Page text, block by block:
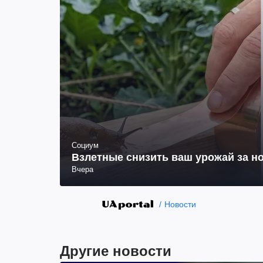
Социум
Взлетные снизить ваш урожай за
Вчера
Новости
Другие новости